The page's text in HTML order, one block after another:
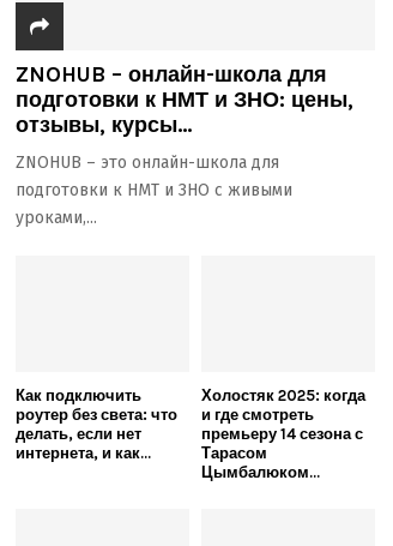
ZNOHUB – онлайн-школа для
подготовки к НМТ и ЗНО: цены,
отзывы, курсы...
ZNOHUB – это онлайн-школа для
подготовки к НМТ и ЗНО с живыми
уроками,...
Как подключить
роутер без света: что
делать, если нет
интернета, и как...
Холостяк 2025: когда
и где смотреть
премьеру 14 сезона с
Тарасом
Цымбалюком...